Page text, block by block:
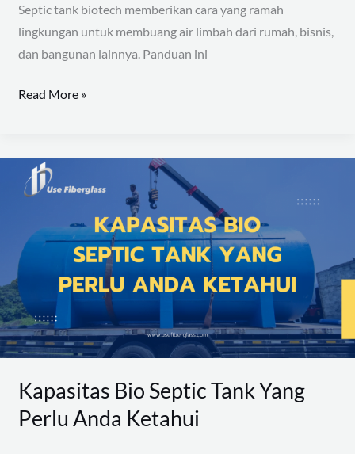
Septic tank biotech memberikan cara yang ramah
lingkungan untuk membuang air limbah dari rumah, bisnis,
dan bangunan lainnya. Panduan ini
Read More »
Kapasitas Bio Septic Tank Yang
Perlu Anda Ketahui
Kapasitas
Bio
Tank
Yang
Perlu
Anda
Ketahui